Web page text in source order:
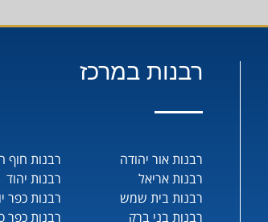
רבנות במרכז
רבנות אור יהודה
רבנות אריאל
רבנות בית שמש
רבנות בני ברק
רבנות חוף
רבנות יהוד
רבנות כפר
רבנות כפר